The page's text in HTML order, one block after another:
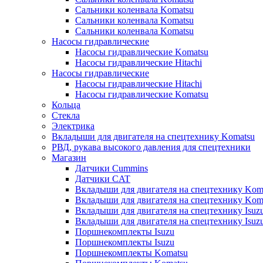
Сальники коленвала Komatsu
Сальники коленвала Komatsu
Сальники коленвала Komatsu
Насосы гидравлические
Насосы гидравлические Komatsu
Насосы гидравлические Hitachi
Насосы гидравлические
Насосы гидравлические Hitachi
Насосы гидравлические Komatsu
Кольца
Стекла
Электрика
Вкладыши для двигателя на спецтехнику Komatsu
РВД, рукава высокого давления для спецтехники
Магазин
Датчики Cummins
Датчики CAT
Вкладыши для двигателя на спецтехнику
Вкладыши для двигателя на спецтехнику
Вкладыши для двигателя на спецтехнику
Вкладыши для двигателя на спецтехнику
Поршнекомплекты Isuzu
Поршнекомплекты Isuzu
Поршнекомплекты Komatsu